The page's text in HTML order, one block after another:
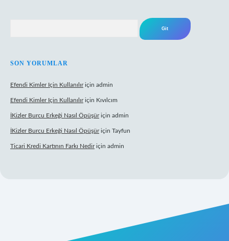
SON YORUMLAR
Efendi Kimler Için Kullanılıriçin admin
Efendi Kimler Için Kullanılıriçin Kıvılcım
İKizler Burcu Erkeği Nasıl Öpüşüriçin admin
İKizler Burcu Erkeği Nasıl Öpüşüriçin Tayfun
Ticari Kredi Kartının Farkı Nediriçin admin